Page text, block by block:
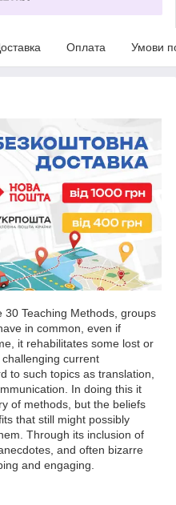
Оплата Умови
Teaching Methods, groups
in common, even if
it rehabilitates some lost or
current
to such topics as translation,
In doing this it
of methods, but the beliefs
that still might possibly
Through its inclusion of
and often bizarre
and engaging.